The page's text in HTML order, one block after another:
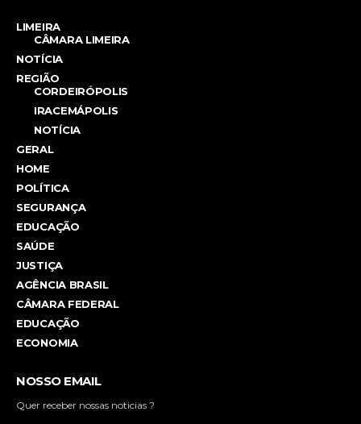
LIMEIRA
CÂMARA LIMEIRA
NOTÍCIA
REGIÃO
CORDEIRÓPOLIS
IRACEMÁPOLIS
NOTÍCIA
GERAL
HOME
POLÍTICA
SEGURANÇA
EDUCAÇÃO
SAÚDE
JUSTIÇA
AGÊNCIA BRASIL
CÂMARA FEDERAL
EDUCAÇÃO
ECONOMIA
NOSSO EMAIL
Quer receber nossas noticias ?